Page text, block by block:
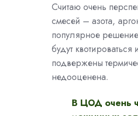
Считаю очень
смесей – азота,
популярное
будут
подвержены
недооценена.
В ЦОД очень